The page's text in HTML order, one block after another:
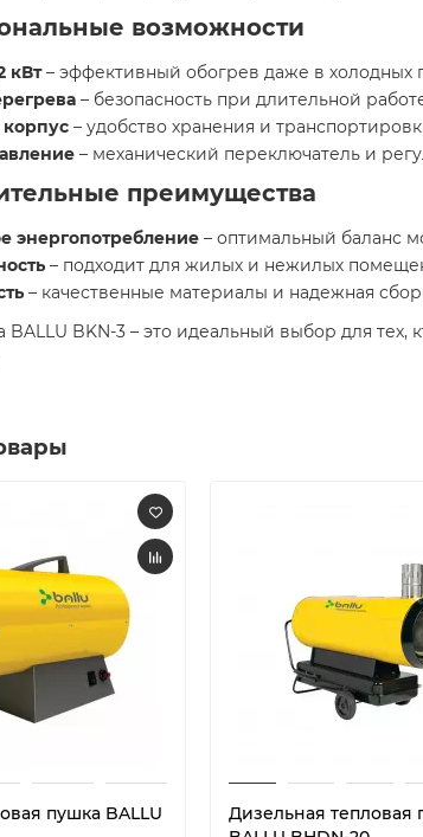
возможности
кВт– эффективный обогрев даже в холодных
– безопасность при длительной
– удобство хранения и
– механический переключатель и
преимущества
энергопотребление – оптимальный баланс
– подходит для жилых и нежилых
– качественные материалы и надежная
BALLU BKN-3 – это идеальный выбор для тех,
пушка BALLU
Дизельная тепловая